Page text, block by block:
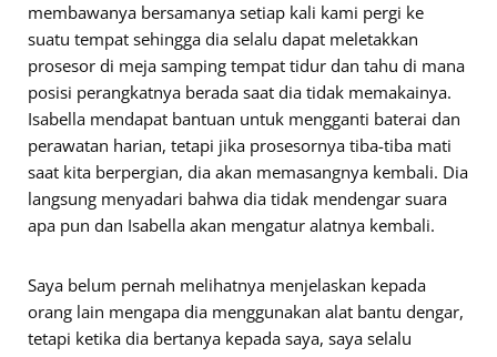
membawanya bersamanya setiap kali kami pergi ke
suatu tempat sehingga dia selalu dapat meletakkan
prosesor di meja samping tempat tidur dan tahu di mana
posisi perangkatnya berada saat dia tidak memakainya.
Isabella mendapat bantuan untuk mengganti baterai dan
perawatan harian, tetapi jika prosesornya tiba-tiba mati
saat kita berpergian, dia akan memasangnya kembali. Dia
langsung menyadari bahwa dia tidak mendengar suara
apa pun dan Isabella akan mengatur alatnya kembali.
Saya belum pernah melihatnya menjelaskan kepada
orang lain mengapa dia menggunakan alat bantu dengar,
tetapi ketika dia bertanya kepada saya, saya selalu